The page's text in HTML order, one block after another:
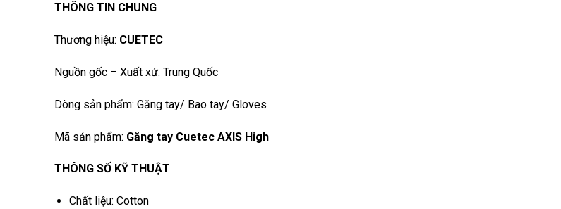
THÔNG TIN CHUNG
Thương hiệu: CUETEC
Nguồn gốc – Xuất xứ: Trung Quốc
Dòng sản phẩm: Găng tay/ Bao tay/ Gloves
Mã sản phẩm: Găng tay Cuetec AXIS High
THÔNG SỐ KỸ THUẬT
Chất liệu: Cotton